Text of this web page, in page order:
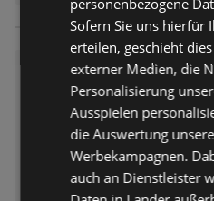
Sofern Sie uns hierfür
erteilen, geschieht
externer Medien, die
Personalisierung
Ausspielen
die Auswertung
Werbekampagnen.
auch an Dienstleister